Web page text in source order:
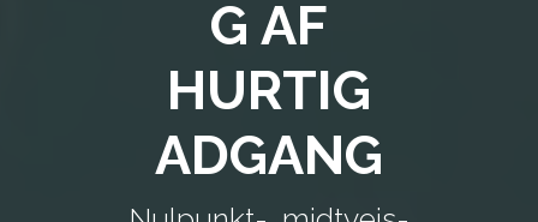
G AF
HURTIG
ADGANG